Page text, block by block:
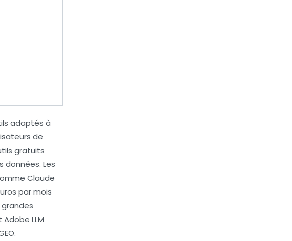
adaptés à
de
gratuits
Les
Claude
par mois
Adobe LLM
.